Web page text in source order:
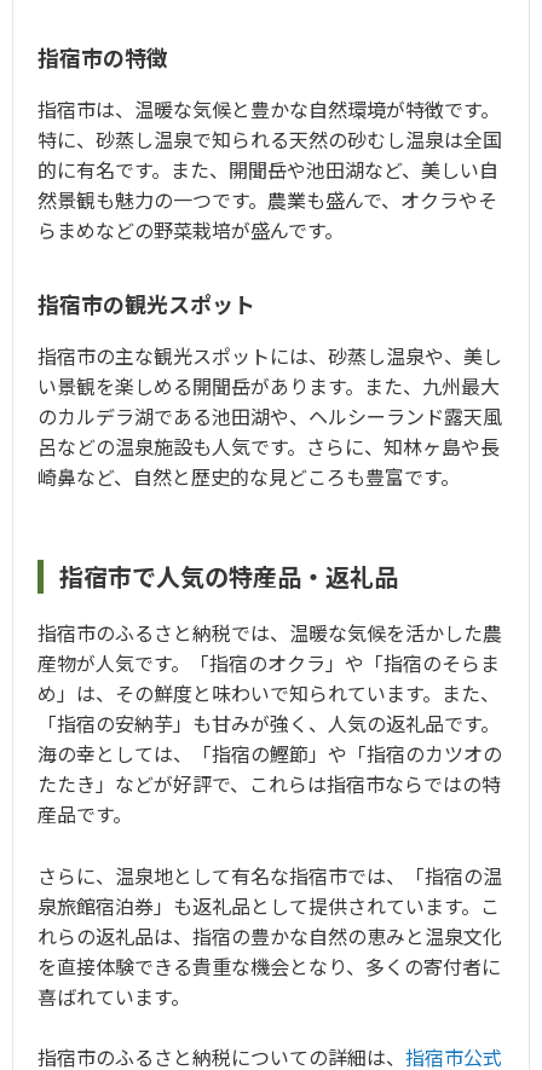
指宿市の特徴
指宿市は、温暖な気候と豊かな自然環境が特徴です。
特に、砂蒸し温泉で知られる天然の砂むし温泉は全国
的に有名です。また、開聞岳や池田湖など、美しい自
然景観も魅力の一つです。農業も盛んで、オクラやそ
らまめなどの野菜栽培が盛んです。
指宿市の観光スポット
指宿市の主な観光スポットには、砂蒸し温泉や、美し
い景観を楽しめる開聞岳があります。また、九州最大
のカルデラ湖である池田湖や、ヘルシーランド露天風
呂などの温泉施設も人気です。さらに、知林ヶ島や長
崎鼻など、自然と歴史的な見どころも豊富です。
指宿市で人気の特産品・返礼品
指宿市のふるさと納税では、温暖な気候を活かした農
産物が人気です。「指宿のオクラ」や「指宿のそらま
め」は、その鮮度と味わいで知られています。また、
「指宿の安納芋」も甘みが強く、人気の返礼品です。
海の幸としては、「指宿の鰹節」や「指宿のカツオの
たたき」などが好評で、これらは指宿市ならではの特
産品です。
さらに、温泉地として有名な指宿市では、「指宿の温
泉旅館宿泊券」も返礼品として提供されています。こ
れらの返礼品は、指宿の豊かな自然の恵みと温泉文化
を直接体験できる貴重な機会となり、多くの寄付者に
喜ばれています。
指宿市のふるさと納税についての詳細は、 指宿市公式